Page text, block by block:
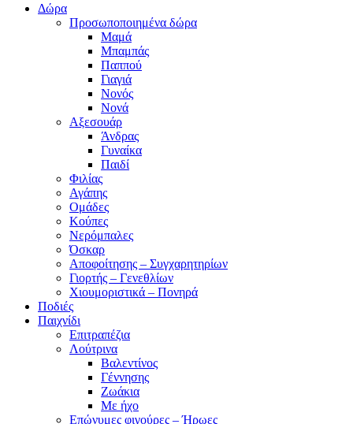
Δώρα
Προσωποποιημένα δώρα
Μαμά
Μπαμπάς
Παππού
Γιαγιά
Νονός
Νονά
Αξεσουάρ
Άνδρας
Γυναίκα
Παιδί
Φιλίας
Αγάπης
Ομάδες
Κούπες
Νερόμπαλες
Όσκαρ
Αποφοίτησης – Συγχαρητηρίων
Γιορτής – Γενεθλίων
Χιουμοριστικά – Πονηρά
Ποδιές
Παιχνίδι
Επιτραπέζια
Λούτρινα
Βαλεντίνος
Γέννησης
Ζωάκια
Με ήχο
Επώνυμες φιγούρες – Ήρωες